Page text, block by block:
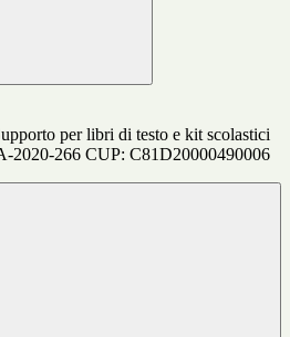
per libri di testo e kit scolastici
2020-266 CUP: C81D20000490006